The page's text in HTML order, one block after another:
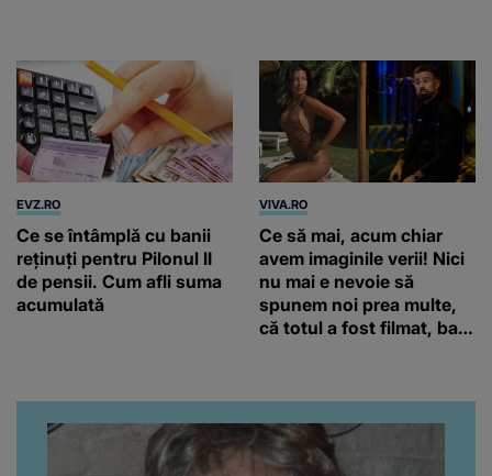
EVZ.RO
Ce se întâmplă cu banii
reținuți pentru Pilonul II
de pensii. Cum afli suma
acumulată
VIVA.RO
Ce să mai, acum chiar
avem imaginile verii! Nici
nu mai e nevoie să
spunem noi prea multe,
că totul a fost filmat, ba
da, frumoasa iubită a lui
Florin Ristei e...